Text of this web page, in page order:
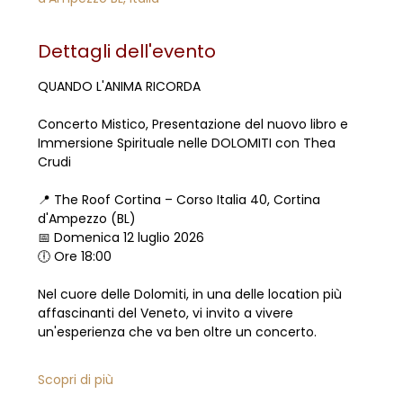
Dettagli dell'evento
QUANDO L'ANIMA RICORDA
Concerto Mistico, Presentazione del nuovo libro e
Immersione Spirituale nelle DOLOMITI con Thea
Crudi
📍 The Roof Cortina – Corso Italia 40, Cortina
d'Ampezzo (BL)
📅 Domenica 12 luglio 2026
🕕 Ore 18:00
Nel cuore delle Dolomiti, in una delle location più
affascinanti del Veneto, vi invito a vivere
un'esperienza che va ben oltre un concerto.
Scopri di più